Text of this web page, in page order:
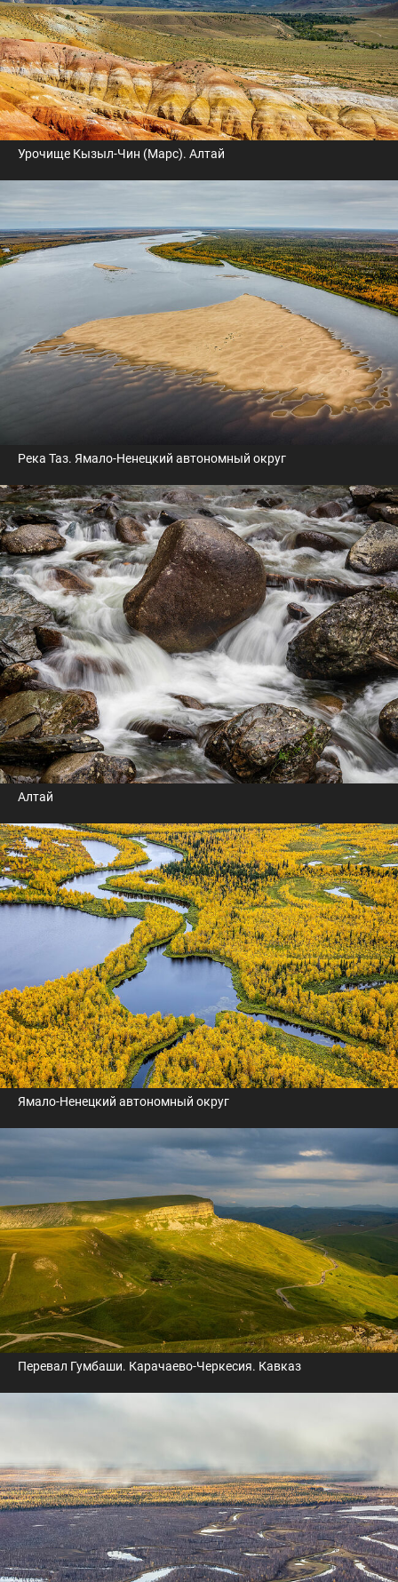
Урочище Кызыл-Чин (Марс). Алтай
Река Таз. Ямало-Ненецкий автономный округ
Алтай
Ямало-Ненецкий автономный округ
Перевал Гумбаши. Карачаево-Черкесия. Кавказ